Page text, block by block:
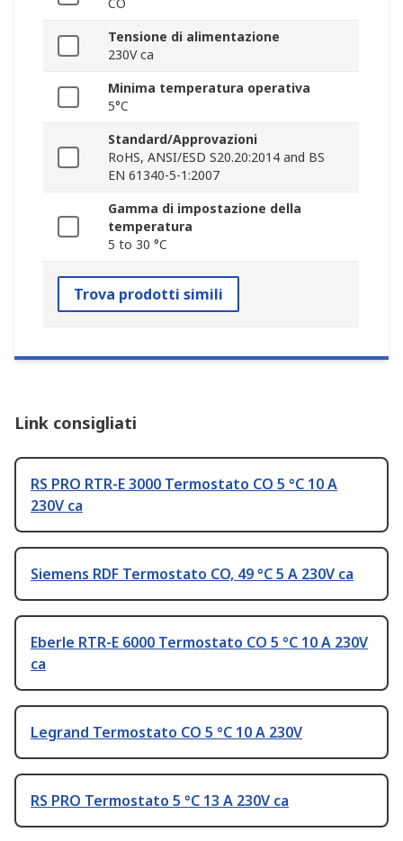
CO
Tensione di alimentazione
230V ca
Minima temperatura operativa
5°C
Standard/Approvazioni
RoHS, ANSI/ESD S20.20:2014 and BS
EN 61340-5-1:2007
Gamma di impostazione della
temperatura
5 to 30 °C
Trova prodotti simili
Link consigliati
RS PRO RTR-E 3000 Termostato CO 5 °C 10 A
230V ca
Siemens RDF Termostato CO, 49 °C 5 A 230V ca
Eberle RTR-E 6000 Termostato CO 5 °C 10 A 230V
ca
Legrand Termostato CO 5 °C 10 A 230V
RS PRO Termostato 5 °C 13 A 230V ca